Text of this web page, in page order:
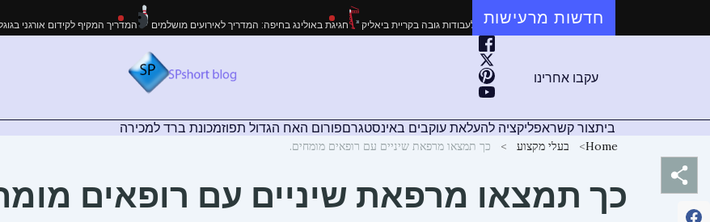
חדשות מרעישות
מקיף: כל מה שצריך לדעת על התקנת שלטים מקצועית מקצוענים בגובה: המדריך המלא לעבודות גובה בקריית ביאליק חגיגת באולינג בחיפה: המדריך לאירועים מושלמים
עקבו אחרינו
ביתצור קשראפליקציה להעלאת עוקבים באינסטגרםפורום האח הגדול תפוזמכונת ברד למכירה
Home בעלי מקצוע כך תמצאו מרפאת שיניים עם רופאים מומחים.
כך תמצאו מרפאת שיניים עם רופאים